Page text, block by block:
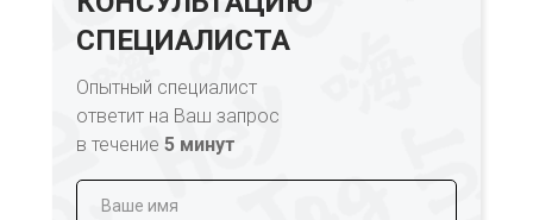
СПЕЦИАЛИСТА
Опытный специалист
ответит на Ваш запрос
в течение 5 минут